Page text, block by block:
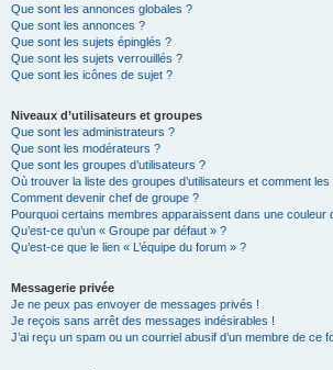
Que sont les annonces globales ?
Que sont les annonces ?
Que sont les sujets épinglés ?
Que sont les sujets verrouillés ?
Que sont les icônes de sujet ?
Niveaux d’utilisateurs et groupes
Que sont les administrateurs ?
Que sont les modérateurs ?
Que sont les groupes d’utilisateurs ?
Où trouver la liste des groupes d’utilisateurs et comment les
Comment devenir chef de groupe ?
Pourquoi certains membres apparaissent dans une couleur
Qu’est-ce qu’un « Groupe par défaut » ?
Qu’est-ce que le lien « L’équipe du forum » ?
Messagerie privée
Je ne peux pas envoyer de messages privés !
Je reçois sans arrêt des messages indésirables !
J’ai reçu un spam ou un courriel abusif d’un membre de ce